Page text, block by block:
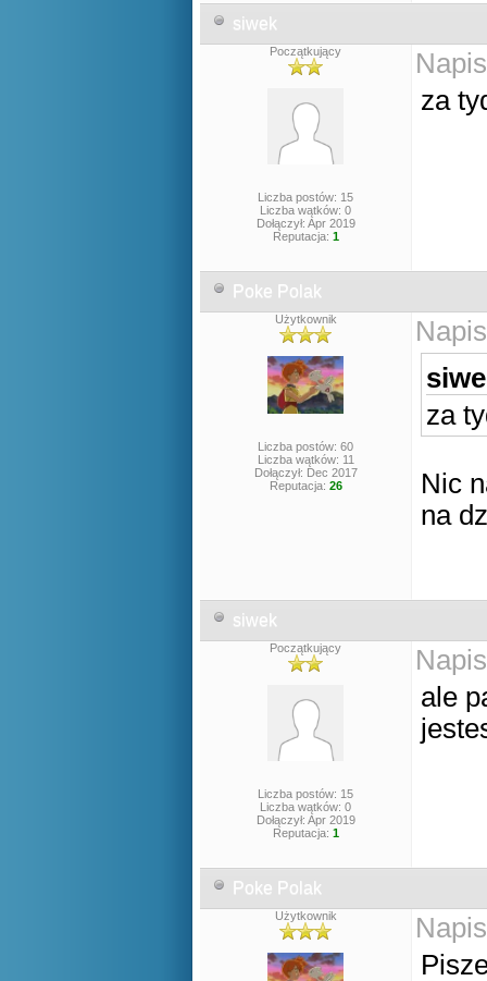
siwek
Początkujący
Liczba postów: 15
Liczba wątków: 0
Dołączył: Apr 2019
Reputacja: 1
za
Poke Polak
Użytkownik
Liczba postów: 60
Liczba wątków: 11
Dołączył: Dec 2017
Reputacja: 26
za
Nic
na
siwek
Początkujący
Liczba postów: 15
Liczba wątków: 0
Dołączył: Apr 2019
Reputacja: 1
ale
Poke Polak
Użytkownik